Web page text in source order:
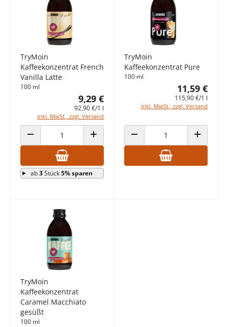
TryMoin
Kaffeekonzentrat French
Vanilla Latte
100 ml
9,29 €
92,90 €/1 l
inkl. MwSt., zzgl. Versand
ANZAHL VERRINGERN ANZAHL ERHÖHEN
ab3Stück5% sparen
TryMoin
Kaffeekonzentrat Pure
100 ml
11,59 €
115,90 €/1 l
inkl. MwSt., zzgl. Versand
ANZAHL VERRINGERN ANZAHL
TryMoin
Kaffeekonzentrat
Caramel Macchiato
gesüßt
100 ml